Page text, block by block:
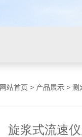
网站首页 > 产品展示 > 测
旋浆式流速